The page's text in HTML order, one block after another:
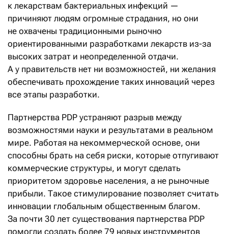
к лекарствам бактериальных инфекций —
причиняют людям огромные страдания, но они
не охвачены традиционными рыночно
ориентированными разработками лекарств из-за
высоких затрат и неопределенной отдачи.
А у правительств нет ни возможностей, ни желания
обеспечивать прохождение таких инноваций через
все этапы разработки.
Партнерства PDP устраняют разрыв между
возможностями науки и результатами в реальном
мире. Работая на некоммерческой основе, они
способны брать на себя риски, которые отпугивают
коммерческие структуры, и могут сделать
приоритетом здоровье населения, а не рыночные
прибыли. Такое стимулирование позволяет считать
инновации глобальным общественным благом.
За почти 30 лет существования партнерства PDP
помогли создать более 79 новых инструментов